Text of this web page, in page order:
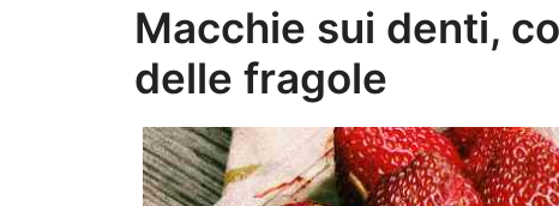
Macchie sui denti,
delle fragole